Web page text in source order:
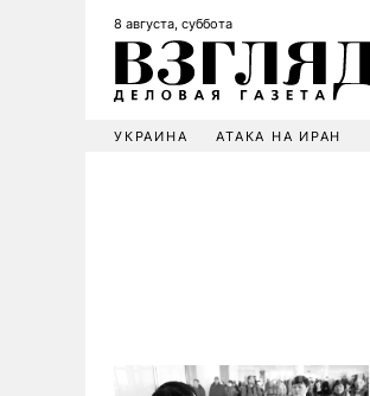
8 августа, суббота
УКРАИНА АТАКА НА ИРАН